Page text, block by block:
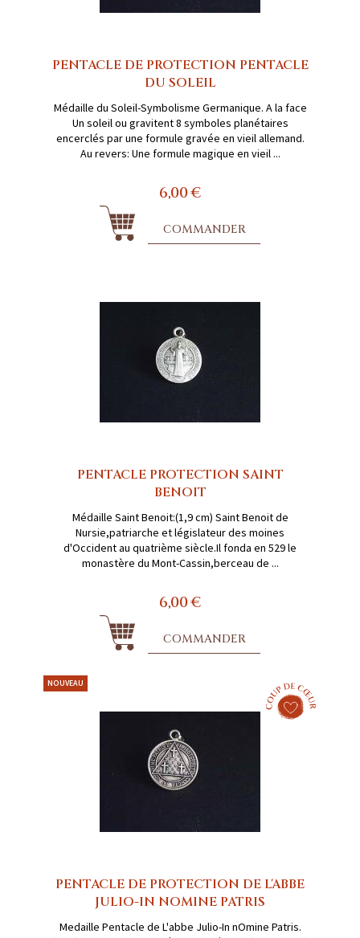
PENTACLE DE PROTECTION PENTACLE
DU SOLEIL
Médaille du Soleil-Symbolisme Germanique. A la face
Un soleil ou gravitent 8 symboles planétaires
encerclés par une formule gravée en vieil allemand.
Au revers: Une formule magique en vieil ...
6,00 €
COMMANDER
PENTACLE PROTECTION SAINT
BENOIT
Médaille Saint Benoit:(1,9 cm) Saint Benoit de
Nursie,patriarche et législateur des moines
d'Occident au quatrième siècle.Il fonda en 529 le
monastère du Mont-Cassin,berceau de ...
6,00 €
COMMANDER
NOUVEAU
PENTACLE DE PROTECTION DE L'ABBE
JULIO-IN NOMINE PATRIS
Medaille Pentacle de L'abbe Julio-In nOmine Patris.